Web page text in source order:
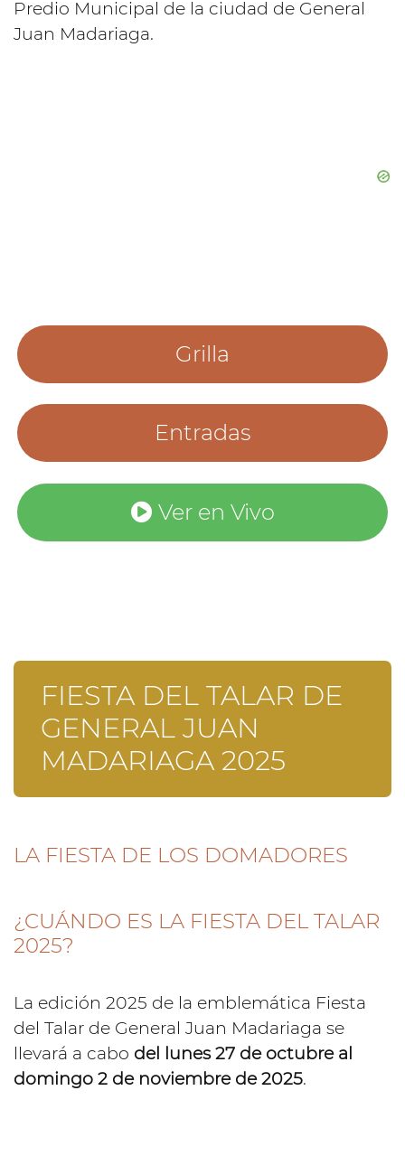
Predio Municipal de la ciudad de General
Juan Madariaga.
Grilla
Entradas
Ver en Vivo
FIESTA DEL TALAR DE
GENERAL JUAN
MADARIAGA 2025
LA FIESTA DE LOS DOMADORES
¿CUÁNDO ES LA FIESTA DEL TALAR
2025?
La edición 2025 de la emblemática Fiesta
del Talar de General Juan Madariaga se
llevará a cabo del lunes 27 de octubre al
domingo 2 de noviembre de 2025.